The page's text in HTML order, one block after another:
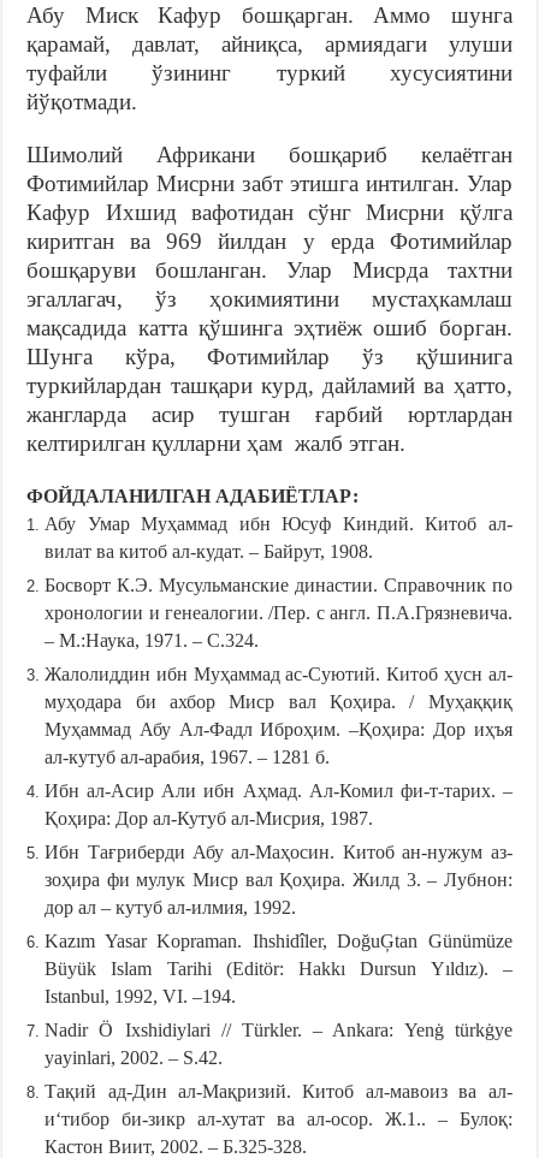
Абу Миск Кафур бошқарган. Аммо шунга
қарамай, давлат, айниқса, армиядаги улуши
туфайли ўзининг туркий хусусиятини
йўқотмади.
Шимолий Африкани бошқариб келаётган
Фотимийлар Мисрни забт этишга интилган. Улар
Кафур Ихшид вафотидан сўнг Мисрни қўлга
киритган ва 969 йилдан у ерда Фотимийлар
бошқаруви бошланган. Улар Мисрда тахтни
эгаллагач, ўз ҳокимиятини мустаҳкамлаш
мақсадида катта қўшинга эҳтиёж ошиб борган.
Шунга кўра, Фотимийлар ўз қўшинига
туркийлардан ташқари курд, дайламий ва ҳатто,
жангларда асир тушган ғарбий юртлардан
келтирилган қулларни ҳам жалб этган.
ФОЙДАЛАНИЛГАН АДАБИЁТЛАР:
Абу Умар Муҳаммад ибн Юсуф Киндий. Китоб ал-
вилат ва китоб ал-кудат. – Байрут, 1908.
Босворт К.Э. Мусульманские династии. Справочник по
хронологии и генеалогии. /Пер. с англ. П.А.Грязневича.
– М.:Наука, 1971. – С.324.
Жалолиддин ибн Муҳаммад ас-Суютий. Китоб ҳусн ал-
муҳодара би ахбор Миср вал Қоҳира. / Муҳаққиқ
Муҳаммад Абу Ал-Фадл Иброҳим. –Қоҳира: Дор иҳъя
ал-кутуб ал-арабия, 1967. – 1281 б.
Ибн ал-Асир Али ибн Аҳмад. Ал-Комил фи-т-тарих. –
Қоҳира: Дор ал-Кутуб ал-Мисрия, 1987.
Ибн Тағриберди Абу ал-Маҳосин. Китоб ан-нужум аз-
зоҳира фи мулук Миср вал Қоҳира. Жилд 3. – Лубнон:
дор ал – кутуб ал-илмия, 1992.
Kazım Yasar Kopraman. Ihshidîler, DoğuĢtan Günümüze
Büyük Islam Tarihi (Editör: Hakkı Dursun Yıldız). –
Istanbul, 1992, VI. –194.
Nadir Ö Ixshidiylari // Türkler. – Ankara: Yenġ türkġye
yayinlari, 2002. – S.42.
Тақий ад-Дин ал-Мақризий. Китоб ал-мавоиз ва ал-
иʻтибор би-зикр ал-хутат ва ал-осор. Ж.1.. – Булоқ:
Кастон Виит, 2002. – Б.325-328.